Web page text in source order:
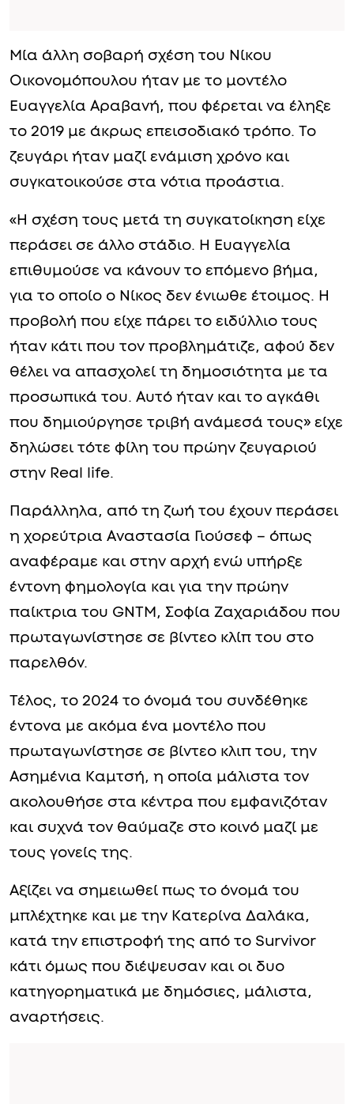
Μία άλλη σοβαρή σχέση του Νίκου
Οικονομόπουλου ήταν με το μοντέλο
Ευαγγελία Αραβανή, που φέρεται να έληξε
το 2019 με άκρως επεισοδιακό τρόπο. Το
ζευγάρι ήταν μαζί ενάμιση χρόνο και
συγκατοικούσε στα νότια προάστια.
«Η σχέση τους μετά τη συγκατοίκηση είχε
περάσει σε άλλο στάδιο. Η Ευαγγελία
επιθυμούσε να κάνουν το επόμενο βήμα,
για το οποίο ο Νίκος δεν ένιωθε έτοιμος. Η
προβολή που είχε πάρει το ειδύλλιο τους
ήταν κάτι που τον προβλημάτιζε, αφού δεν
θέλει να απασχολεί τη δημοσιότητα με τα
προσωπικά του. Αυτό ήταν και το αγκάθι
που δημιούργησε τριβή ανάμεσά τους» είχε
δηλώσει τότε φίλη του πρώην ζευγαριού
στην Real life.
Παράλληλα, από τη ζωή του έχουν περάσει
η χορεύτρια Αναστασία Γιούσεφ – όπως
αναφέραμε και στην αρχή ενώ υπήρξε
έντονη φημολογία και για την πρώην
παίκτρια του GNTM, Σοφία Ζαχαριάδου που
πρωταγωνίστησε σε βίντεο κλίπ του στο
παρελθόν.
Τέλος, το 2024 το όνομά του συνδέθηκε
έντονα με ακόμα ένα μοντέλο που
πρωταγωνίστησε σε βίντεο κλιπ του, την
Ασημένια Καμτσή, η οποία μάλιστα τον
ακολουθήσε στα κέντρα που εμφανιζόταν
και συχνά τον θαύμαζε στο κοινό μαζί με
τους γονείς της.
Αξίζει να σημειωθεί πως το όνομά του
μπλέχτηκε και με την Κατερίνα Δαλάκα,
κατά την επιστροφή της από το Survivor
κάτι όμως που διέψευσαν και οι δυο
κατηγορηματικά με δημόσιες, μάλιστα,
αναρτήσεις.